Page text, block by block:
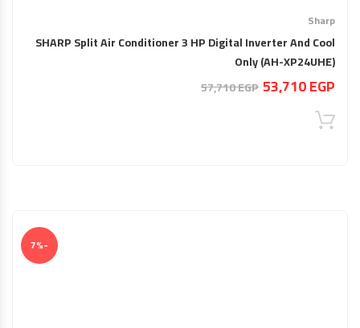
Sharp
SHARP Split Air Conditioner 3 HP Digital Inverter And Cool
Only (AH-XP24UHE)
57,710EGP السعر 53,710EGP السعر
-7%